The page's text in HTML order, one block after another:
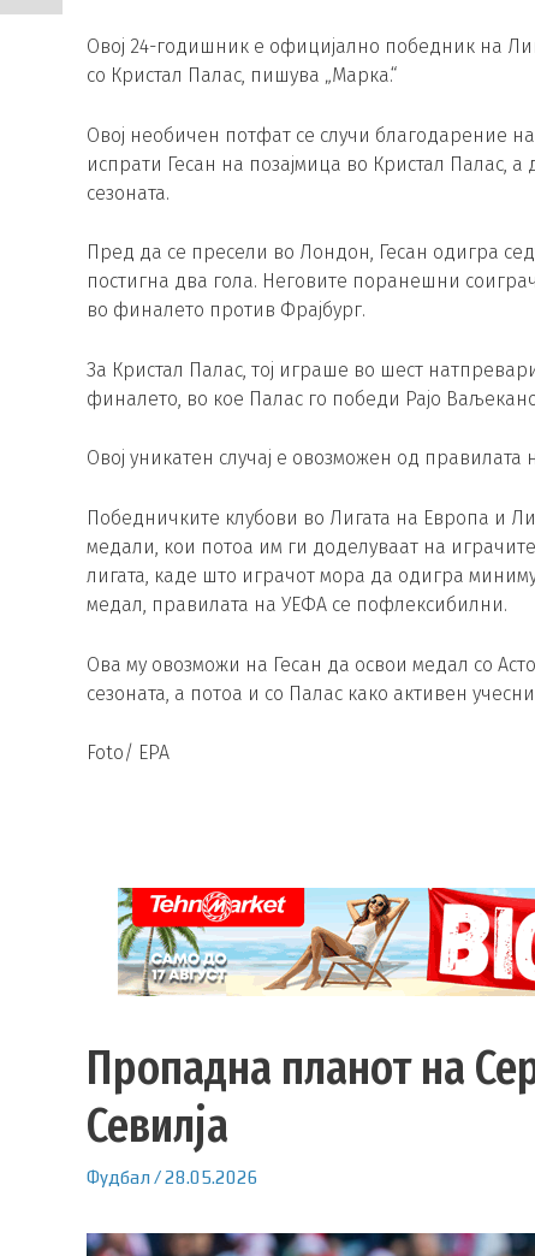
Овој 24-годишник е официјално победник на
со Кристал Палас, пишува „Марка.“
Овој необичен потфат се случи благодарение
испрати Гесан на позајмица во Кристал Палас, а
сезоната.
Пред да се пресели во Лондон, Гесан одигра
постигна два гола. Неговите поранешни
во финалето против Фрајбург.
За Кристал Палас, тој играше во шест
финалето, во кое Палас го победи Рајо
Овој уникатен случај е овозможен од
Победничките клубови во Лигата на Европа и
медали, кои потоа им ги доделуваат на
лигата, каде што играчот мора да одигра
медал, правилата на УЕФА се пофлексибилни.
Ова му овозможи на Гесан да освои медал со
сезоната, а потоа и со Палас како активен
Foto/ EPA
Пропадна планот на
Севилја
Фудбал /28.05.2026